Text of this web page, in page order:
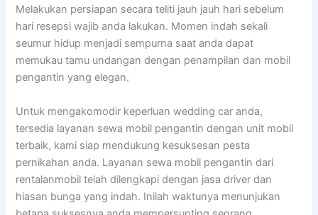
Melakukan persiapan secara teliti jauh jauh hari sebelum
hari resepsi wajib anda lakukan. Momen indah sekali
seumur hidup menjadi sempurna saat anda dapat
memukau tamu undangan dengan penampilan dan mobil
pengantin yang elegan.
Untuk mengakomodir keperluan wedding car anda,
tersedia layanan sewa mobil pengantin dengan unit mobil
terbaik, kami siap mendukung kesuksesan pesta
pernikahan anda. Layanan sewa mobil pengantin dari
rentalanmobil telah dilengkapi dengan jasa driver dan
hiasan bunga yang indah. Inilah waktunya menunjukan